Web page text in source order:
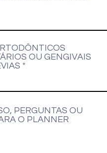
OU GENGIVAIS
PERGUNTAS OU
O PLANNER